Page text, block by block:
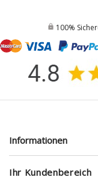
100%
Informationen
Ihr Kundenbereich